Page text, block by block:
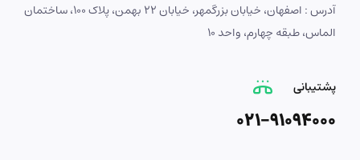
آدرس : اصفهان، خیابان بزرگمهر، خیابان 22 بهمن، پلاک 100، ساختمان
الماس، طبقه چهارم، واحد 10
پشتیبانی
021-91094000